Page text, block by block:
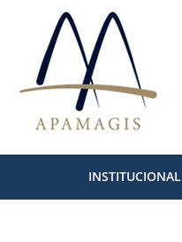
conteúdo
INSTITUCIONAL